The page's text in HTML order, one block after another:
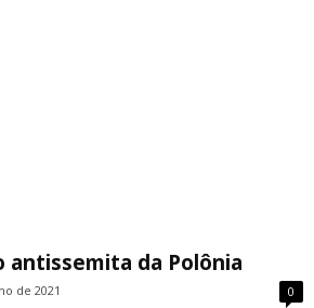
antissemita da Polônia
de 2021 0